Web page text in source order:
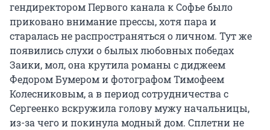
гендиректором Первого канала к Софье было
приковано внимание прессы, хотя пара и
старалась не распространяться о личном. Тут же
появились слухи о былых любовных победах
Заики, мол, она крутила романы с диджеем
Федором Бумером и фотографом Тимофеем
Колесниковым, а в период сотрудничества с
Сергеенко вскружила голову мужу начальницы,
из-за чего и покинула модный дом. Сплетни не